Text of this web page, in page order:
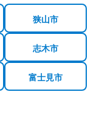
狭山市
志木市
富士見市